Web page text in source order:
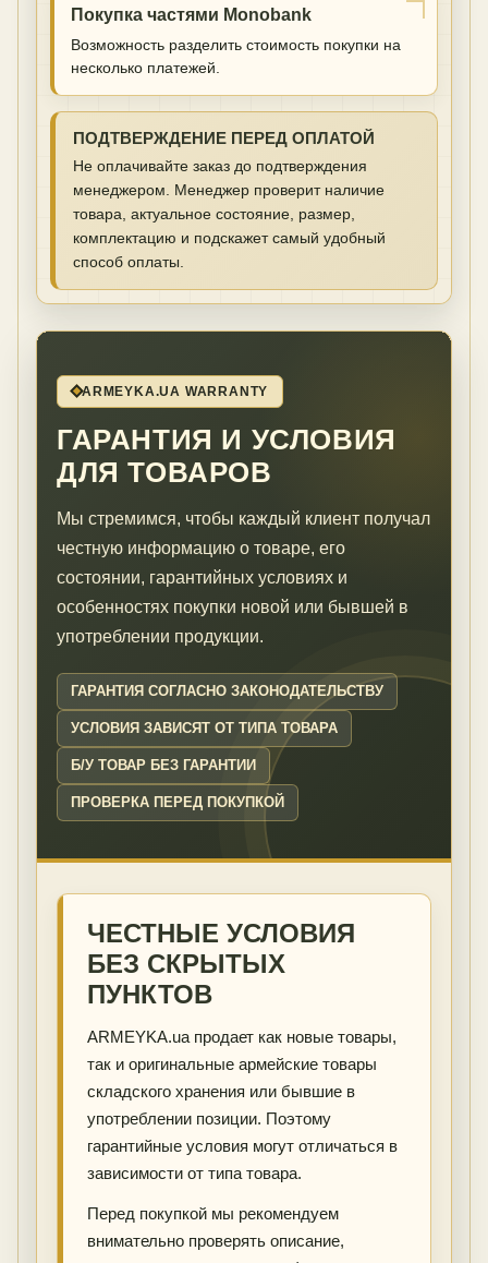
Покупка частями Monobank
Возможность разделить стоимость покупки на
несколько платежей.
ПОДТВЕРЖДЕНИЕ ПЕРЕД ОПЛАТОЙ
Не оплачивайте заказ до подтверждения
менеджером. Менеджер проверит наличие
товара, актуальное состояние, размер,
комплектацию и подскажет самый удобный
способ оплаты.
ARMEYKA.UA WARRANTY
ГАРАНТИЯ И УСЛОВИЯ
ДЛЯ ТОВАРОВ
Мы стремимся, чтобы каждый клиент получал
честную информацию о товаре, его
состоянии, гарантийных условиях и
особенностях покупки новой или бывшей в
употреблении продукции.
ГАРАНТИЯ СОГЛАСНО ЗАКОНОДАТЕЛЬСТВУ
УСЛОВИЯ ЗАВИСЯТ ОТ ТИПА ТОВАРА
Б/У ТОВАР БЕЗ ГАРАНТИИ
ПРОВЕРКА ПЕРЕД ПОКУПКОЙ
ЧЕСТНЫЕ УСЛОВИЯ
БЕЗ СКРЫТЫХ
ПУНКТОВ
ARMEYKA.ua продает как новые товары,
так и оригинальные армейские товары
складского хранения или бывшие в
употреблении позиции. Поэтому
гарантийные условия могут отличаться в
зависимости от типа товара.
Перед покупкой мы рекомендуем
внимательно проверять описание,